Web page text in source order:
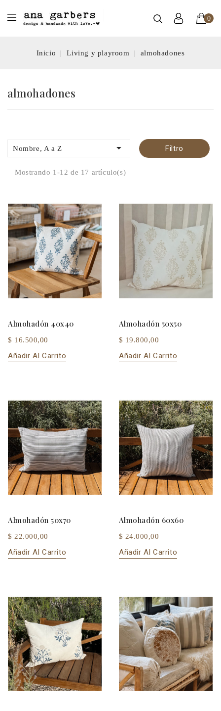
0
Inicio Living y playroom almohadones
almohadones
Nombre, A a Z  Filtro
Mostrando 1-12 de 17 artículo(s)
Almohadón 40x40
$ 16.500,00
Añadir Al Carrito
Almohadón 50x50
$ 19.800,00
Añadir Al Carrito
Almohadón 50x70
$ 22.000,00
Añadir Al Carrito
Almohadón 60x60
$ 24.000,00
Añadir Al Carrito